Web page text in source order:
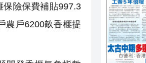
險保費補貼997.3
農戶6200畝香榧提